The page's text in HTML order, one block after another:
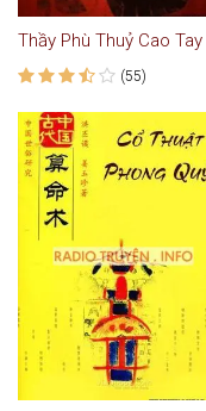
Thầy Phù Thuỷ Cao Tay
(55)